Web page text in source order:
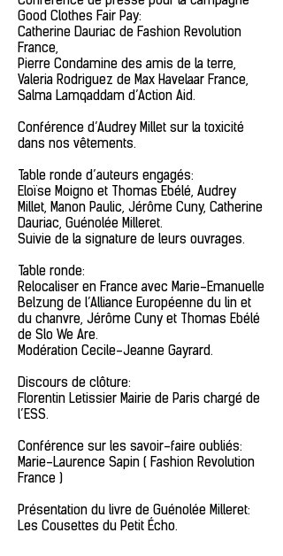
Good Clothes Fair Pay:
Catherine Dauriac de Fashion Revolution
France,
Pierre Condamine des amis de la terre,
Valeria Rodriguez de Max Havelaar France,
Salma Lamqaddam d’Action Aid.
Conférence d’Audrey Millet sur la toxicité
dans nos vêtements.
Table ronde d’auteurs engagés:
Eloïse Moigno et Thomas Ebélé, Audrey
Millet, Manon Paulic, Jérôme Cuny, Catherine
Dauriac, Guénolée Milleret.
Suivie de la signature de leurs ouvrages.
Table ronde:
Relocaliser en France avec Marie-Emanuelle
Belzung de l’Alliance Européenne du lin et
du chanvre, Jérôme Cuny et Thomas Ebélé
de Slo We Are.
Modération Cecile-Jeanne Gayrard.
Discours de clôture:
Florentin Letissier Mairie de Paris chargé de
l’ESS.
Conférence sur les savoir-faire oubliés:
Marie-Laurence Sapin ( Fashion Revolution
France )
Présentation du livre de Guénolée Milleret:
Les Cousettes du Petit Écho.